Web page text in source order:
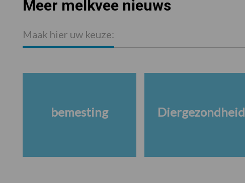
Meer melkvee nieuws
Maak hier uw keuze:
bemesting Diergezondheid